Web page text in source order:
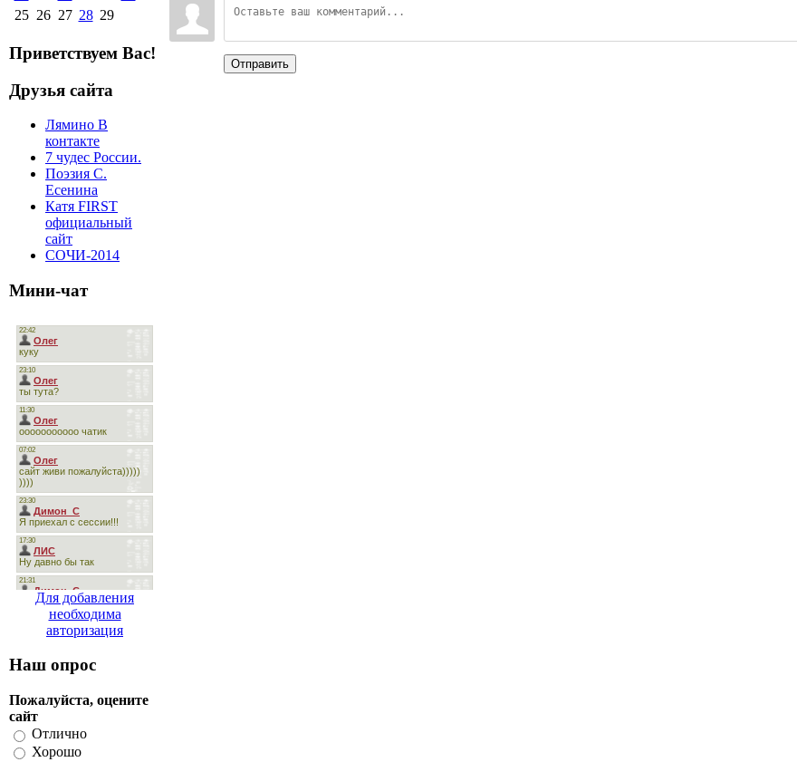
25 26 27 28 29
Приветствуем Вас!
Друзья сайта
Лямино В
контакте
7 чудес России.
Поэзия С.
Есенина
Катя FIRST
официальный
сайт
СОЧИ-2014
Мини-чат
Для добавления
необходима
авторизация
Наш опрос
Пожалуйста, оцените
сайт
Отлично
Хорошо
Отправить